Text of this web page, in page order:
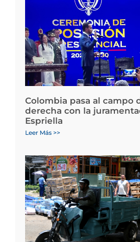
Colombia pasa al campo
derecha con la
Espriella
Leer Más >>